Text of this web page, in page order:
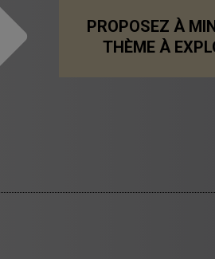
PROPOSEZ À
THÈME À